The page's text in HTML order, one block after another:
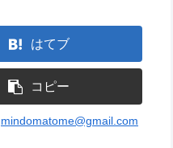
はてブ
コピー
mindomatome@gmail.com